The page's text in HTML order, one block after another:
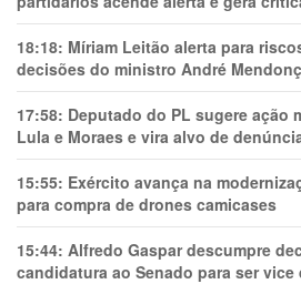
18:18: Míriam Leitão alerta para
decisões do ministro André
17:58: Deputado do PL sugere ação
Lula e Moraes e vira alvo de
15:55: Exército avança na
para compra de drones camicases
15:44: Alfredo Gaspar descumpre
candidatura ao Senado para ser